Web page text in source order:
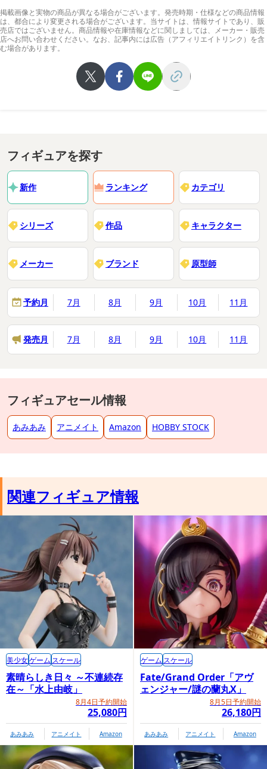
シュレッダー、ビーバップ、ロックステディと組み合わせる
と、イラストのジオラマが再現できる。タートルズのスタチュ
ーフィギュアと対峙させて飾ろう！
掲載画像と実物の商品が異なる場合がございます。発売時期・仕様などの商品情報
は、都合により変更される場合がございます。当サイトは、情報サイトであり、販
売店ではございません。商品情報や在庫情報などに関しましては、メーカー・販売
店へお問い合わせください。なお、記事内には広告（アフィリエイトリンク）を含
む場合があります。
フィギュアを探す
新作 ランキング カテゴリ
シリーズ 作品 キャラクター
メーカー ブランド 原型師
予約月 7月 8月 9月 10月 11月
発売月 7月 8月 9月 10月 11月
フィギュアセール情報
あみあみ アニメイト Amazon HOBBY STOCK
関連フィギュア情報
素晴らしき日々 ～不連続存
在～「水上由岐」
8月4日予約開始
25,080円
美少女ゲーム スケール
あみあみ アニメイト Amazon
Fate/Grand Order「アヴ
ェンジャー/謎の蘭丸X」
8月5日予約開始
26,180円
ゲーム スケール
あみあみ アニメイト Amazon